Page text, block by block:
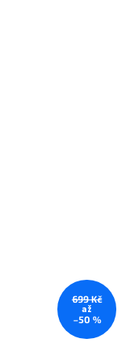
699 Kč
až
–50 %